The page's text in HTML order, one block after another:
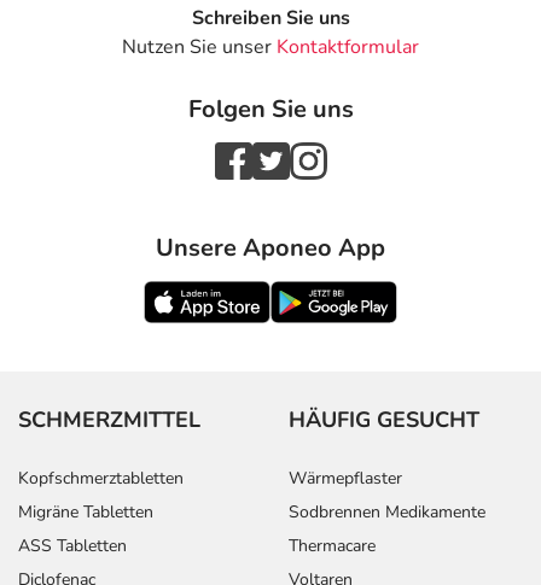
Schreiben Sie uns
Nutzen Sie unser Kontaktformular
Folgen Sie uns
Unsere Aponeo App
SCHMERZMITTEL
Kopfschmerztabletten
Migräne Tabletten
ASS Tabletten
Diclofenac
HÄUFIG GESUCHT
Wärmepflaster
Sodbrennen Medikamente
Thermacare
Voltaren